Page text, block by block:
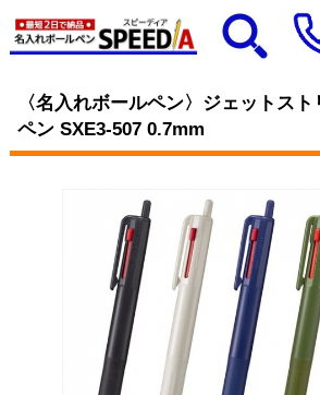
〈名入れボールペン〉ジェットス
ペン SXE3-507 0.7mm